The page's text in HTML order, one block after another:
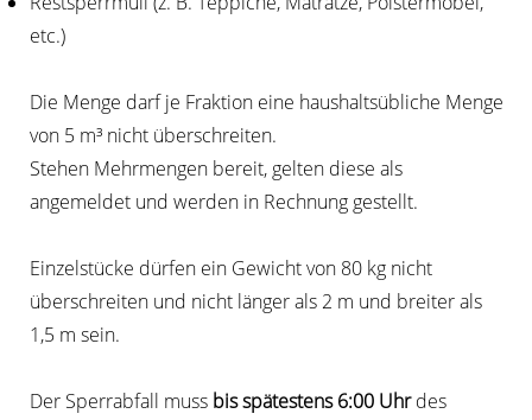
etc.)
Die Menge darf je Fraktion eine haushaltsübliche Menge
von 5 m³ nicht überschreiten.
Stehen Mehrmengen bereit, gelten diese als
angemeldet und werden in Rechnung gestellt.
Einzelstücke dürfen ein Gewicht von 80 kg nicht
überschreiten und nicht länger als 2 m und breiter als
1,5 m sein.
Der Sperrabfall muss bis spätestens 6:00 Uhrdes